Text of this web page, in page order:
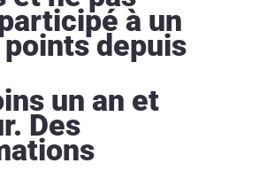
à un
depuis
un an et
Des